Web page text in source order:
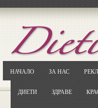
НАЧАЛО ЗА НАС
ДИЕТИ ЗДРАВЕ
ОтворетеGoogle.bg
Потърсете "Cloxy"
Кликнете на първия
... и я въведете в